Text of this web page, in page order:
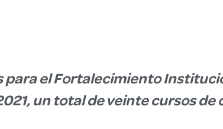
para el Fortalecimiento
un total de veinte cursos